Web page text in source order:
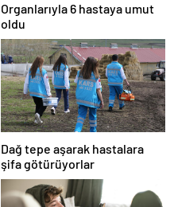
Organlarıyla 6 hastaya umut
oldu
Dağ tepe aşarak hastalara
şifa götürüyorlar